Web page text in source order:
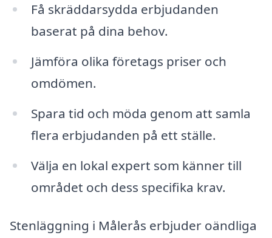
Få skräddarsydda erbjudanden
baserat på dina behov.
Jämföra olika företags priser och
omdömen.
Spara tid och möda genom att samla
flera erbjudanden på ett ställe.
Välja en lokal expert som känner till
området och dess specifika krav.
Stenläggning i Målerås erbjuder oändliga